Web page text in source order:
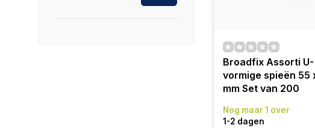
Broadfix Assorti U-
vormige spieën 55
mm Set van 200
Nog maar 1 over
1-2 dagen